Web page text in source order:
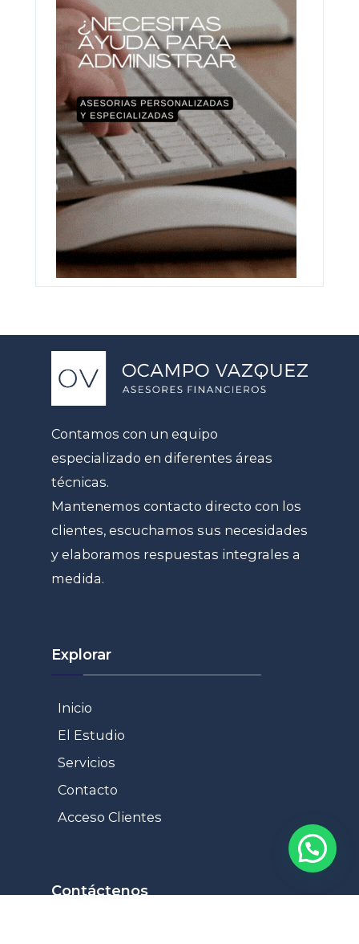
Contamos con un equipo
especializado en diferentes áreas
técnicas.
Mantenemos contacto directo con los
clientes, escuchamos sus necesidades
y elaboramos respuestas integrales a
medida.
Explorar
Inicio
El Estudio
Servicios
Contacto
Acceso Clientes
Contáctenos